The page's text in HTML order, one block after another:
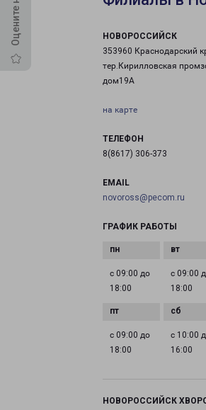
НОВОРОССИЙСК
353960 Краснодарский
тер.Кирилловская
дом19А
на карте
ТЕЛЕФОН
8(8617) 306-373
EMAIL
novoross@pecom.ru
ГРАФИК РАБОТЫ
с 09:00 до
18:00
с 09:00
18:00
с 09:00 до
18:00
с 10:00
16:00
НОВОРОССИЙСК